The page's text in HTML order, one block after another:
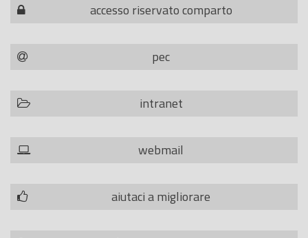
accesso riservato comparto
pec
intranet
webmail
aiutaci a migliorare